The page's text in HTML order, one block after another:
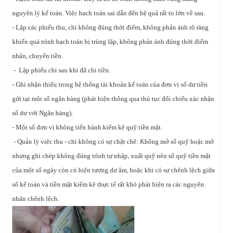
nguyên lý kế toán. Việc hạch toán sai dẫn đến hệ quả rất to lớn về sau.
- Lập các phiếu thu, chi không đúng thời điểm, không phản ánh rõ ràng
khiến quá trình hạch toán bị trùng lặp, không phản ánh đúng thời điểm
nhận, chuyển tiền.
- Lập phiếu chi sau khi đã chi tiền.
- Ghi nhận thiếu trong hệ thống tài khoản kế toán của đơn vị số dư tiền
gửi tại một số ngân hàng (phát hiện thông qua thủ tục đối chiếu xác nhận
số dư với Ngân hàng).
- Một số đơn vị không tiến hành kiểm kê quỹ tiền mặt.
- Quản lý việc thu - chi không có sự chặt chẽ: Không mở sổ quỹ hoặc mở
nhưng ghi chép không đúng trình tự nhập, xuất quỹ nên sổ quỹ tiền mặt
của một số ngày còn có hiện tượng dư âm, hoặc khi có sự chênh lệch giữa
sổ kế toán và tiền mặt kiểm kê thực tế rất khó phát hiện ra các nguyên
nhân chênh lệch.